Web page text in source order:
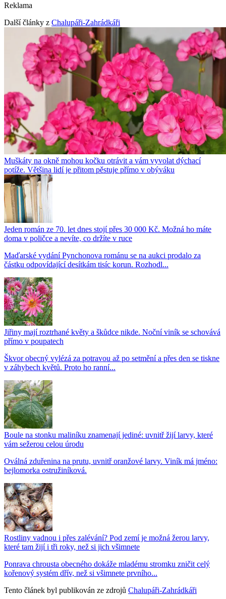
Reklama
Další články z Chalupáři-Zahrádkáři
Muškáty na okně mohou kočku otrávit a vám vyvolat dýchací
potíže. Většina lidí je přitom pěstuje přímo v obýváku
Jeden román ze 70. let dnes stojí přes 30 000 Kč. Možná ho máte
doma v poličce a nevíte, co držíte v ruce
Maďarské vydání Pynchonova románu se na aukci prodalo za
částku odpovídající desítkám tisíc korun. Rozhodl...
Jiřiny mají roztrhané květy a škůdce nikde. Noční viník se schovává
přímo v poupatech
Škvor obecný vylézá za potravou až po setmění a přes den se tiskne
v záhybech květů. Proto ho ranní...
Boule na stonku maliníku znamenají jediné: uvnitř žijí larvy, které
vám sežerou celou úrodu
Oválná zduřenina na prutu, uvnitř oranžové larvy. Viník má jméno:
bejlomorka ostružiníková.
Rostliny vadnou i přes zalévání? Pod zemí je možná žerou larvy,
které tam žijí i tři roky, než si jich všimnete
Ponrava chrousta obecného dokáže mladému stromku zničit celý
kořenový systém dřív, než si všimnete prvního...
Tento článek byl publikován ze zdrojů Chalupáři-Zahrádkáři